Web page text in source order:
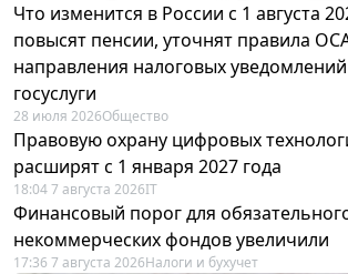
Что изменится в России с 1 августа
повысят пенсии, уточнят правила
направления налоговых
госуслуги
28 июля 2026Общество
Правовую охрану цифровых
расширят с 1 января 2027 года
18:04 7 августа 2026IT
Финансовый порог для
некоммерческих фондов увеличили
17:36 7 августа 2026Налоги и бухучет